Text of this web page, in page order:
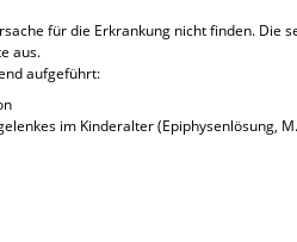
für die Erkrankung nicht finden. Die
aus.
aufgeführt:
im Kinderalter (Epiphysenlösung,